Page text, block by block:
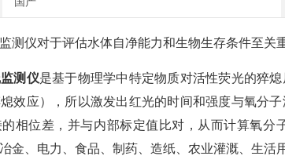
测仪对于评估水体自净能力和生物生存条件至
测仪是基于物理学中特定物质对活性荧光的猝
效应），所以激发出红光的时间和强度与氧分
相位差，并与内部标定值比对，从而计算氧
金、电力、食品、制药、造纸、农业灌溉、生活